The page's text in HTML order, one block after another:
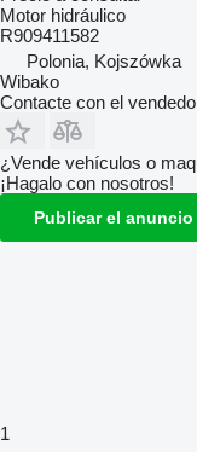
Motor hidráulico
R909411582
Polonia, Kojszówka
Wibako
Contacte con el
¿Vende vehículos o
¡Hagalo con nosotros!
Publicar el anuncio
1